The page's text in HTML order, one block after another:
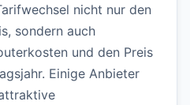
nicht nur den
sondern auch
und den Preis
Einige Anbieter